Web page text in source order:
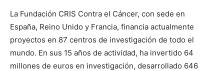
La Fundación CRIS Contra el Cáncer, con sede en
España, Reino Unido y Francia, financia actualmente
proyectos en 87 centros de investigación de todo el
mundo. En sus 15 años de actividad, ha invertido 64
millones de euros en investigación, desarrollado 646